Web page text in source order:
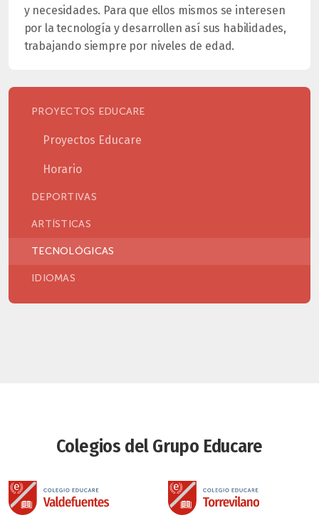
y necesidades. Para que ellos mismos se interesen
por la tecnología y desarrollen así sus habilidades,
trabajando siempre por niveles de edad.
PROYECTOS EDUCARE
Proyectos Educare
Horario
DEPORTIVAS
ARTÍSTICAS
TECNOLÓGICAS
IDIOMAS
Colegios del Grupo Educare